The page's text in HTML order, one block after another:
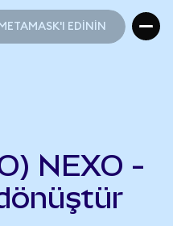
METAMASK'I EDİNİN
NEXO -